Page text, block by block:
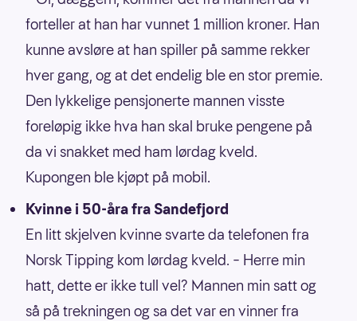
forteller at han har vunnet 1 million kroner. Han
kunne avsløre at han spiller på samme rekker
hver gang, og at det endelig ble en stor premie.
Den lykkelige pensjonerte mannen visste
foreløpig ikke hva han skal bruke pengene på
da vi snakket med ham lørdag kveld.
Kupongen ble kjøpt på mobil.
Kvinne i 50-åra fra Sandefjord
En litt skjelven kvinne svarte da telefonen fra
Norsk Tipping kom lørdag kveld. – Herre min
hatt, dette er ikke tull vel? Mannen min satt og
så på trekningen og sa det var en vinner fra